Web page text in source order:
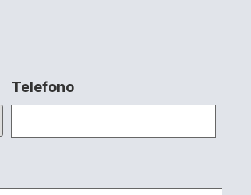
Telefono